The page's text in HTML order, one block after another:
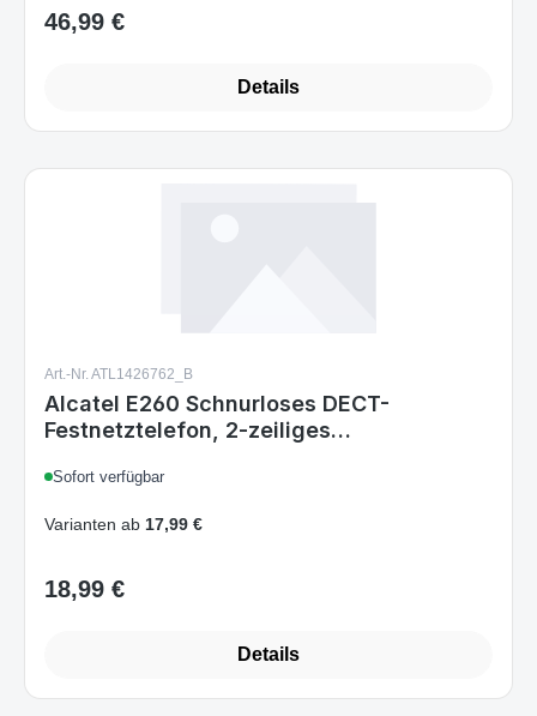
Regulärer Preis:
46,99 €
Details
Art.-Nr. ATL1426762_B
Alcatel E260 Schnurloses DECT-
Festnetztelefon, 2-zeiliges
hintergrundbeleuchtetes Display,
Freisprechfunktion, 50 Kontakte,
Sofort verfügbar
Varianten ab 17,99 €
Regulärer Preis:
18,99 €
Details